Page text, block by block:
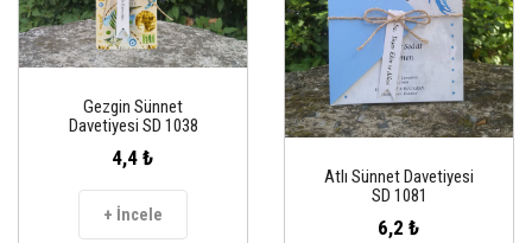
Gezgin Sünnet
Davetiyesi SD 1038
4,4 ₺
+ İncele
Atlı Sünnet Davetiyesi
SD 1081
6,2 ₺